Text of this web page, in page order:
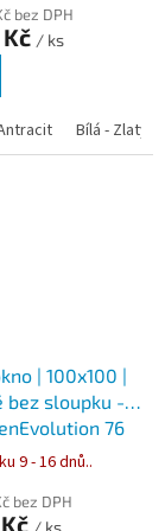
dub Bílá -
bez DPH
/ ks
Bílá - Zlatý
| 100x100 |
bez sloupku -
76
9 - 16 dnů..
bez DPH